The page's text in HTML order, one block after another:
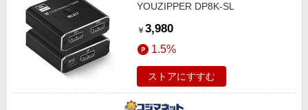
YOUZIPPER DP8K-SL
￥ 3,980
1.5%
ストアにすすむ